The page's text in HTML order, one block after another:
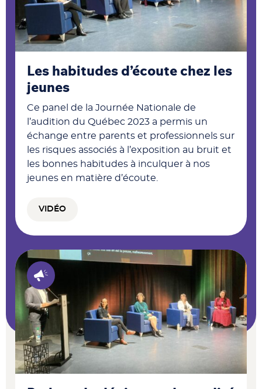
Les habitudes d’écoute chez les
jeunes
Ce panel de la Journée Nationale de
l’audition du Québec 2023 a permis un
échange entre parents et professionnels sur
les risques associés à l’exposition au bruit et
les bonnes habitudes à inculquer à nos
jeunes en matière d’écoute.
VIDÉO